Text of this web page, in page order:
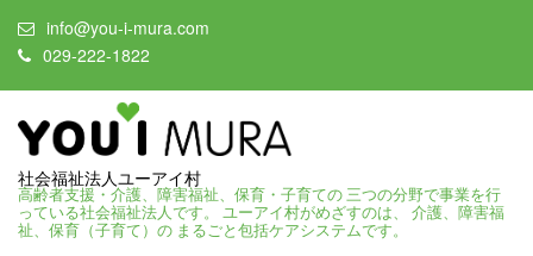
info@you-i-mura.com
029-222-1822
社会福祉法人ユーアイ村
高齢者支援・介護、障害福祉、保育・子育ての 三つの分野で事業を行
っている社会福祉法人です。 ユーアイ村がめざすのは、 介護、障害福
祉、保育（子育て）の まるごと包括ケアシステムです。